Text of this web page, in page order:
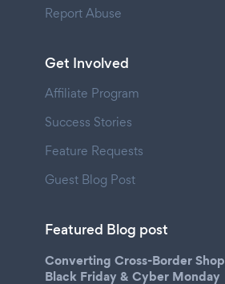
Report Abuse
Get Involved
Affiliate Program
Success Stories
Feature Requests
Guest Blog Post
Featured Blog post
Converting Cross-Border
Black Friday & Cyber Monday